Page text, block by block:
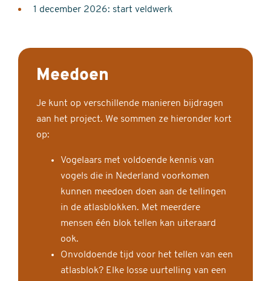
1 december 2026: start veldwerk
Meedoen
Je kunt op verschillende manieren bijdragen
aan het project. We sommen ze hieronder kort
op:
Vogelaars met voldoende kennis van
vogels die in Nederland voorkomen
kunnen meedoen doen aan de tellingen
in de atlasblokken. Met meerdere
mensen één blok tellen kan uiteraard
ook.
Onvoldoende tijd voor het tellen van een
atlasblok? Elke losse uurtelling van een